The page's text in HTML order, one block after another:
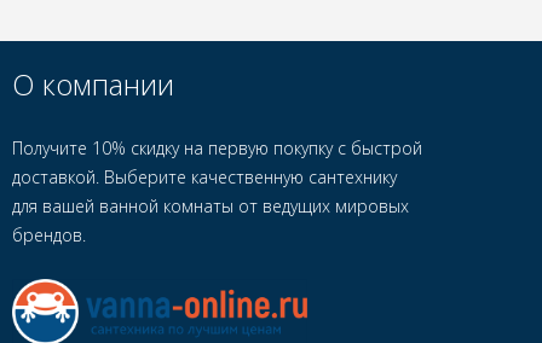
О компании
Получите 10% скидку на первую покупку с быстрой
доставкой. Выберите качественную сантехнику
для вашей ванной комнаты от ведущих мировых
брендов.